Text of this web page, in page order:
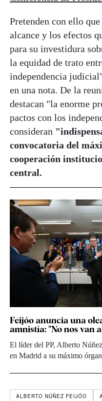
Pretenden con ello
alcance y los efectos
para su investidura
la equidad de trato
independencia
en una nota. De la
destacan "la enorme
pactos con los
consideran
convocatoria del
cooperación
central.
Feijóo anuncia una
amnistía: "No nos van
El líder del PP, Alberto
en Madrid a su máximo
ALBERTO NÚÑEZ FEIJÓO